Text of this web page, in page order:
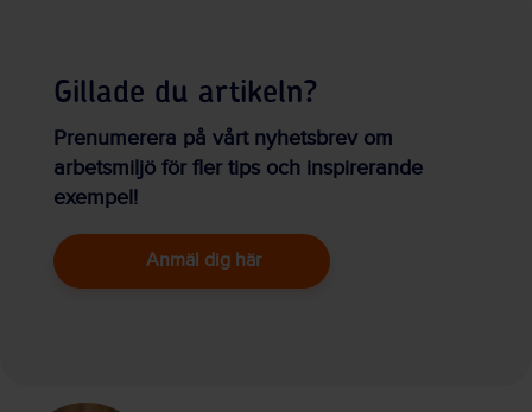
Gillade du artikeln?
Prenumerera på vårt nyhetsbrev om
arbetsmiljö för fler tips och inspirerande
exempel!
Anmäl dig här